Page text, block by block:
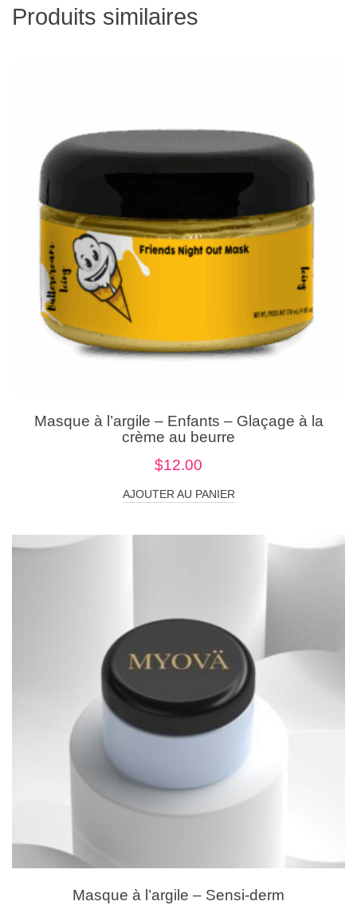
Produits similaires
Masque à l’argile – Enfants – Glaçage à la
crème au beurre
$12.00
AJOUTER AU PANIER
Masque à l’argile – Sensi-derm